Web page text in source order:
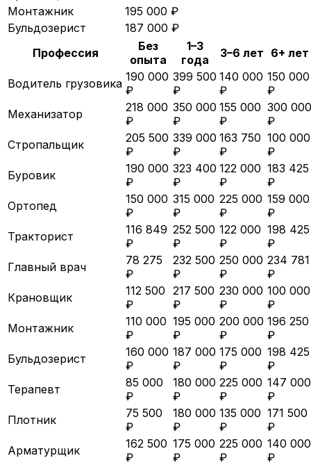
Монтажник
195 000 ₽
Бульдозерист
187 000 ₽
Профессия
Без
опыта
1–3
года
3–6 лет 6+ лет
Водитель грузовика 190 000
₽
399 500
₽
140 000
₽
150 000
₽
Механизатор
218 000
₽
350 000
₽
155 000
₽
300 000
₽
Стропальщик
205 500
₽
339 000
₽
163 750
₽
100 000
₽
Буровик
190 000
₽
323 400
₽
122 000
₽
183 425
₽
Ортопед
150 000
₽
315 000
₽
225 000
₽
159 000
₽
Тракторист
116 849
₽
252 500
₽
122 000
₽
198 425
₽
Главный врач
78 275
₽
232 500
₽
250 000
₽
234 781
₽
Крановщик
112 500
₽
217 500
₽
230 000
₽
100 000
₽
Монтажник
110 000
₽
195 000
₽
200 000
₽
196 250
₽
Бульдозерист
160 000
₽
187 000
₽
175 000
₽
198 425
₽
Терапевт
85 000
₽
180 000
₽
225 000
₽
147 000
₽
Плотник
75 500
₽
180 000
₽
135 000
₽
171 500
₽
Арматурщик
162 500
₽
175 000
₽
225 000
₽
140 000
₽